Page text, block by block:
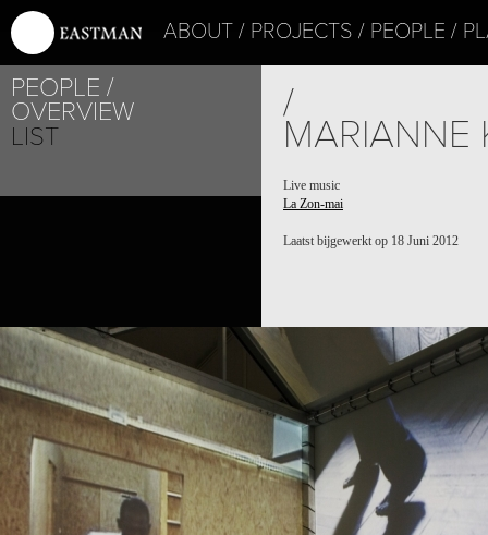
ABOUT PROJECTS PEOPLE
PEOPLE
OVERVIEW
LIST
/
MARIANNE
Live music
La Zon-mai
Laatst bijgewerkt op 18 Juni 2012